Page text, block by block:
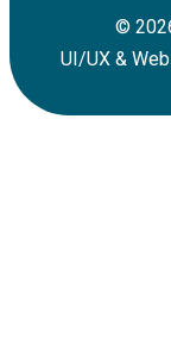
©
UI/UX &